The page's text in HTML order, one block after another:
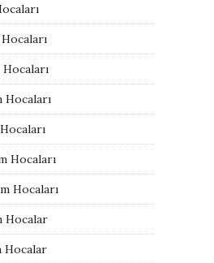
Hocaları
Hocaları
Hocaları
Hocalar
Hocalar